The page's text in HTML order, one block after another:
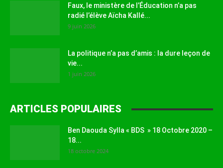
Faux, le ministère de l’Éducation n’a pas
radié l’élève Aïcha Kallé...
9 juin 2026
La politique n’a pas d’amis : la dure leçon de
vie...
1 juin 2026
ARTICLES POPULAIRES
Ben Daouda Sylla « BDS » 18 Octobre 2020 –
18...
18 octobre 2024